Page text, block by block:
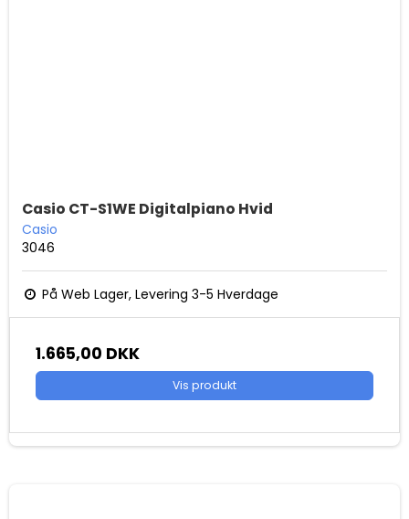
Casio CT-S1WE Digitalpiano Hvid
Casio
3046
På Web Lager, Levering 3-5 Hverdage
1.665,00 DKK
Vis produkt